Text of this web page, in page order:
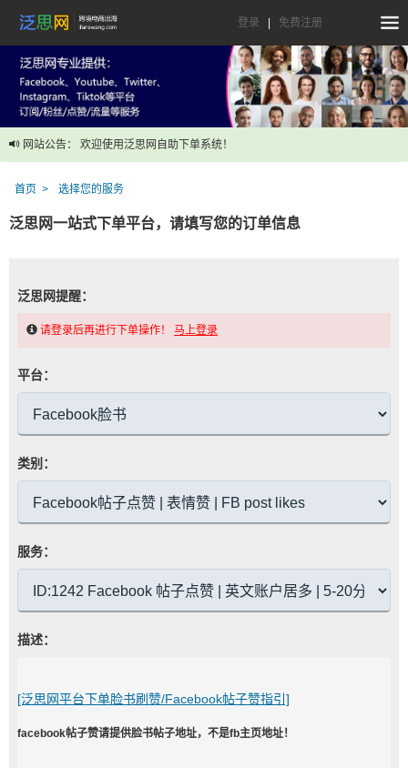
登录 免费注册
网站公告： 欢迎使用泛思网自助下单系统！
首页 选择您的服务
泛思网一站式下单平台，请填写您的订单信息
泛思网提醒：
请登录后再进行下单操作！ 马上登录
平台：
类别：
服务：
描述：
[泛思网平台下单脸书刷赞/Facebook帖子赞指引]
facebook帖子赞请提供脸书帖子地址，不是fb主页地址！